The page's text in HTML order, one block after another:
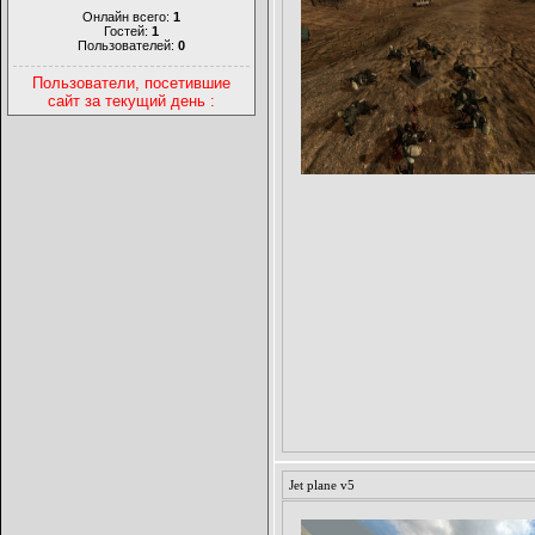
Онлайн всего: 1
Гостей: 1
Пользователей: 0
Пользователи, посетившие
сайт за текущий день :
Jet plane v5